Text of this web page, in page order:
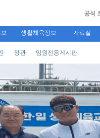
보 생활체육정보 자료실
정관 임원전용게시판